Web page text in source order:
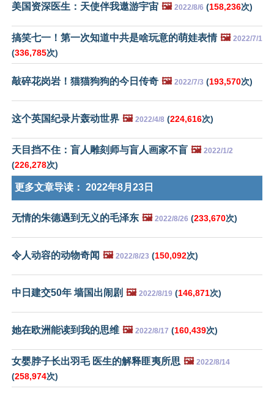
美国资深医生：天使伴我遨游宇宙 🖼️ 2022/8/6 (158,236次)
搞笑七一！第一次知道中共是啥玩意的萌娃表情 🖼️ 2022/7/1
(336,785次)
敲碎花岗岩！猫猫狗狗的今日传奇 🖼️ 2022/7/3 (193,570次)
这个英国纪录片轰动世界 🖼️ 2022/4/8 (224,616次)
天目挡不住：盲人雕刻师与盲人画家不盲 🖼️ 2022/1/2
(226,278次)
更多文章导读： 2022年8月23日
无情的朱德遇到无义的毛泽东 🖼️ 2022/8/26 (233,670次)
令人动容的动物奇闻 🖼️ 2022/8/23 (150,092次)
中日建交50年 墙国出闹剧 🖼️ 2022/8/19 (146,871次)
她在欧洲能读到我的思维 🖼️ 2022/8/17 (160,439次)
女婴脖子长出羽毛 医生的解释匪夷所思 🖼️ 2022/8/14
(258,974次)